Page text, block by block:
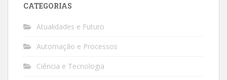
CATEGORIAS
Atualidades e Futuro
Automação e Processos
Ciência e Tecnologia